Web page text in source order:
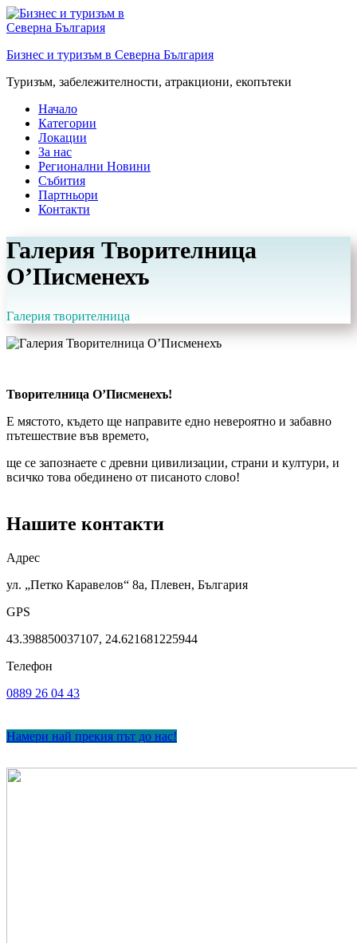
Преминете
към
Бизнес и туризъм в Северна България
Туризъм, забележителности, атракциони, екопътеки
Начало
Категории
Локации
За нас
Регионални Новини
Събития
Партньори
Контакти
Галерия Творителница
О’Писменехъ
Галерия творителница
Творителница О’Писменехъ!
Е мястото, където ще направите едно невероятно и забавно
пътешествие във времето,
ще се запознаете с древни цивилизации, страни и култури, и
всичко това обединено от писаното слово!
Нашите контакти
Адрес
ул. „Петко Каравелов“ 8a, Плевен, България
GPS
43.398850037107, 24.621681225944
Телефон
0889 26 04 43
Намери най прекия път до нас!